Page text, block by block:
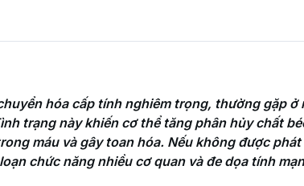
hóa cấp tính nghiêm trọng, thường gặp ở
trạng này khiến cơ thể tăng phân hủy chất
máu và gây toan hóa. Nếu không được
chức năng nhiều cơ quan và đe dọa tính